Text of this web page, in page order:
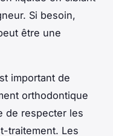
Si besoin,
être une
important de
orthodontique
de respecter les
traitement. Les